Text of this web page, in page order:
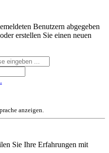
Benutzern abgegeben
erstellen Sie einen neuen
anzeigen.
Sie Ihre Erfahrungen mit